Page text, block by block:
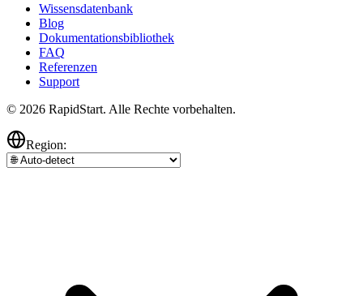
Wissensdatenbank
Blog
Dokumentationsbibliothek
FAQ
Referenzen
Support
© 2026 RapidStart. Alle Rechte vorbehalten.
Region: